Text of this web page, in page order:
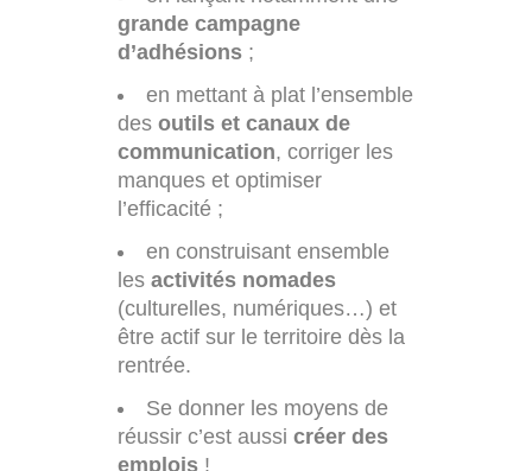
grande campagne
d’adhésions ;
en mettant à plat l’ensemble
des outils et canaux de
communication, corriger les
manques et optimiser
l’efficacité ;
en construisant ensemble
les activités nomades
(culturelles, numériques…) et
être actif sur le territoire dès la
rentrée.
Se donner les moyens de
réussir c’est aussi créer des
emplois !